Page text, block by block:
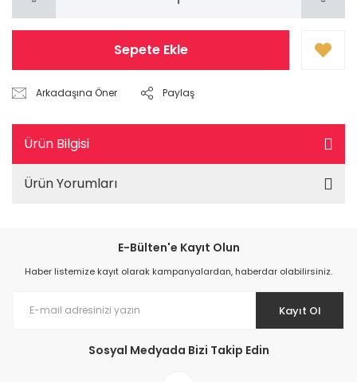
Sepete Ekle
Arkadaşına Öner Paylaş
Ürün Bilgisi
Ürün Yorumları
E-Bülten'e Kayıt Olun
Haber listemize kayıt olarak kampanyalardan, haberdar olabilirsiniz.
Kayıt Ol
Sosyal Medyada Bizi Takip Edin